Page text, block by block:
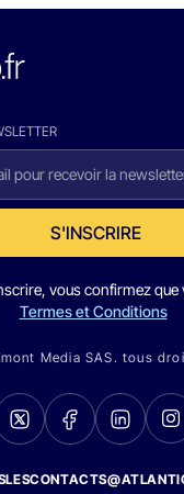
S'INSCRIRE
vous confirmez que
Termes et Conditions
Media SAS. tous